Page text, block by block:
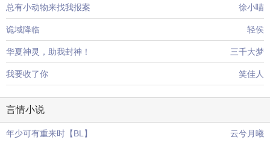
总有小动物来找我报案 徐小喵
诡域降临 轻侯
华夏神灵，助我封神！ 三千大梦
我要收了你 笑佳人
言情小说
年少可有重来时【BL】 云兮月曦